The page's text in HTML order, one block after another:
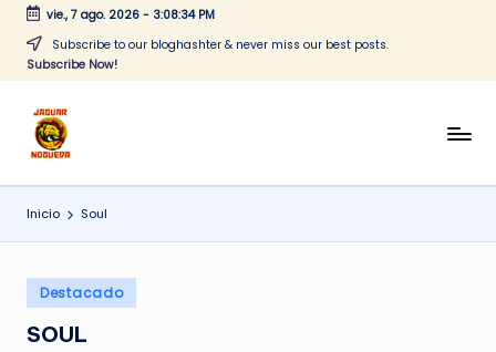
Saltar
vie., 7 ago. 2026- 3:08:34 PM
Subscribe to our bloghashter & never miss our best posts.
Subscribe Now!
J
a
g
a
r
CONTENIDO
Inicio Soul
Publicado
en
Destacado
SOUL